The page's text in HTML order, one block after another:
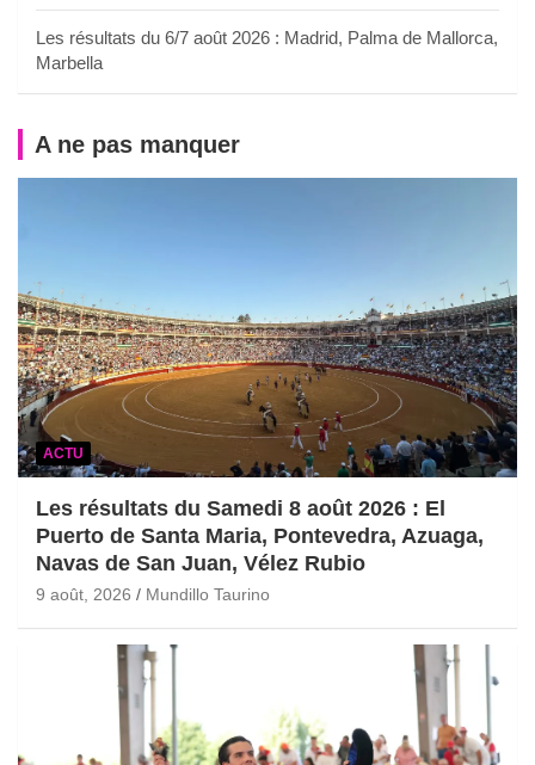
Les résultats du 6/7 août 2026 : Madrid, Palma de Mallorca,
Marbella
A ne pas manquer
ACTU
Les résultats du Samedi 8 août 2026 : El
Puerto de Santa Maria, Pontevedra, Azuaga,
Navas de San Juan, Vélez Rubio
9 août, 2026 Mundillo Taurino